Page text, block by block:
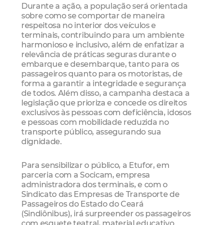
Durante a ação, a população será orientada
sobre como se comportar de maneira
respeitosa no interior dos veículos e
terminais, contribuindo para um ambiente
harmonioso e inclusivo, além de enfatizar a
relevância de práticas seguras durante o
embarque e desembarque, tanto para os
passageiros quanto para os motoristas, de
forma a garantir a integridade e segurança
de todos. Além disso, a campanha destaca a
legislação que prioriza e concede os direitos
exclusivos às pessoas com deficiência, idosos
e pessoas com mobilidade reduzida no
transporte público, assegurando sua
dignidade.
Para sensibilizar o público, a Etufor, em
parceria com a Socicam, empresa
administradora dos terminais, e com o
Sindicato das Empresas de Transporte de
Passageiros do Estado do Ceará
(Sindiônibus), irá surpreender os passageiros
com esquete teatral, material educativo